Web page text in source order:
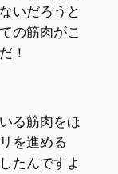
いだろうと
の筋肉がこ
！
る筋肉をほ
を進める
たんですよ